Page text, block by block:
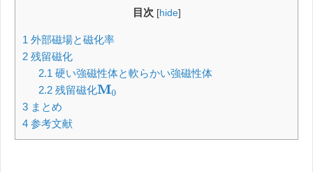
目次 [hide]
1 外部磁場と磁化率
2 残留磁化
2.1 硬い強磁性体と軟らかい強磁性体
2.2残留磁化M0
3 まとめ
4 参考文献